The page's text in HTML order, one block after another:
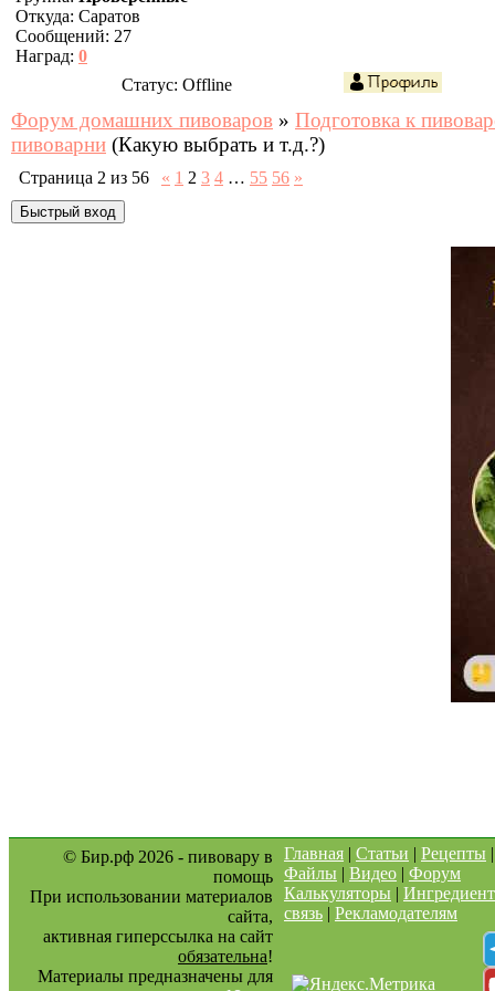
Откуда: Саратов
Сообщений: 27
Наград: 0
Статус: Offline
Форум домашних пивоваров » Подготовка к
пивоварни (Какую выбрать и т.д.?)
Страница 2 из 56 « 1 2 3 4 … 55 56 »
© Бир.рф 2026 - пивовару в
помощь
При использовании материалов
сайта,
активная гиперссылка на сайт
обязательна!
Материалы предназначены для
Главная | Статьи | Рецепты
Файлы | Видео | Форум
Калькуляторы |
связь | Рекламодателям